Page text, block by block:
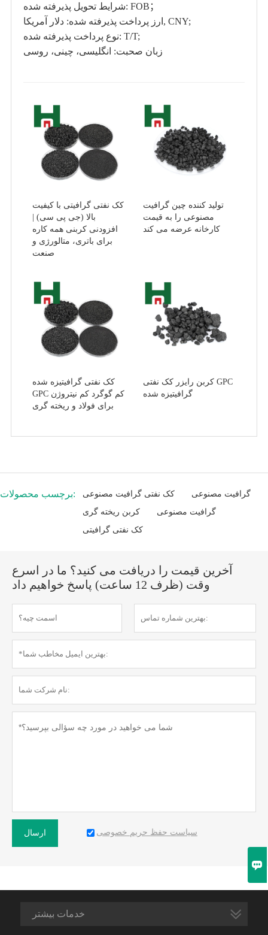
شرایط تحویل پذیرفته شده: FOB；
ارز پرداخت پذیرفته شده: دلار آمریکا, CNY;
نوع پرداخت پذیرفته شده: T/T;
زبان صحبت: انگلیسی، چینی، روسی
کک نفتی گرافیتی با کیفیت
بالا (جی پی سی) |
افزودنی کربنی همه کاره
برای باتری، متالورژی و
صنعت
تولید کننده چین گرافیت
مصنوعی را به قیمت
کارخانه عرضه می کند
کک نفتی گرافیتیزه شده
GPC کم گوگرد کم نیتروژن
برای فولاد و ریخته گری
کربن رایزر کک نفتی GPC
گرافیتیزه شده
برچسب محصولات: کک نفتی گرافیت مصنوعی
گرافیت مصنوعی
کربن ریخته گری
گرافیت مصنوعی
کک نفتی گرافیتی
آخرین قیمت را دریافت می کنید؟ ما در اسرع
وقت (ظرف 12 ساعت) پاسخ خواهیم داد
ارسال سیاست حفظ حریم خصوصی
خدمات بیشتر
